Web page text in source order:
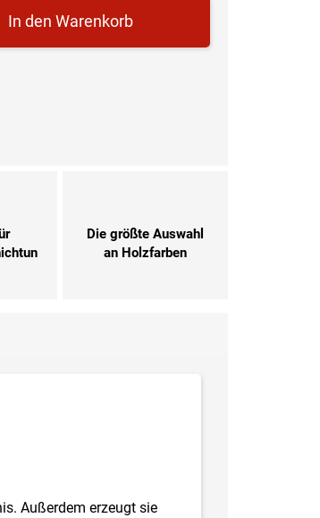
In den Warenkorb
Die größte Auswahl
an Holzfarben
Außerdem erzeugt sie